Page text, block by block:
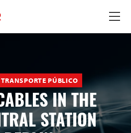
PÚBLICO
IN THE
STATION